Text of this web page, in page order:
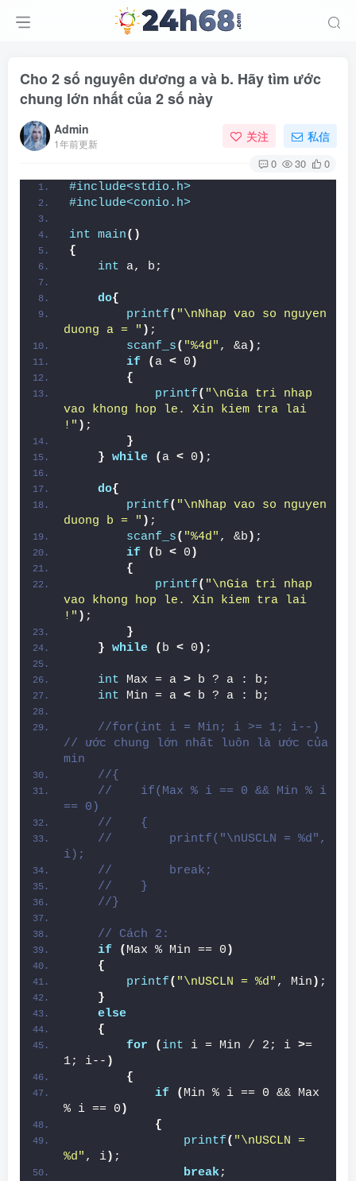
Cho 2 số nguyên dương a và b. Hãy tìm ước
chung lớn nhất của 2 số này
Admin
1年前更新 关注 私信
0 30 0
#include<stdio.h>
#include<conio.h>
int main()
{
int a, b;
do{
printf( "\nNhap vao so nguyen
duong a = " ) ;
scanf_s( "%4d" , &a) ;
if
( a < 0 )
{
printf( "\nGia tri nhap
vao khong hop le. Xin kiem tra lai
!" ) ;
}
} while ( a < 0 ) ;
do{
printf( "\nNhap vao so nguyen
duong b = " ) ;
scanf_s( "%4d" , &b ) ;
if
( b < 0 )
{
printf( "\nGia tri nhap
vao khong hop le. Xin kiem tra lai
!" ) ;
}
} while ( b < 0 ) ;
int Max = a > b ? a : b;
int Min = a < b ? a : b;
//for(int i = Min; i >= 1; i--)
// ước chung lớn nhất luôn là ước của
min
//{
//    if(Max % i == 0 && Min % i
== 0)
//    {
//        printf("\nUSCLN = %d",
i);
//        break;
//    }
//}
// Cách 2:
if
( Max % Min == 0 )
{
printf( "\nUSCLN = %d" , Min ) ;
}
else
{
for
( int i = Min / 2; i >=
1; i-- )
{
if
( Min % i == 0 && Max
% i == 0 )
{
printf( "\nUSCLN =
%d" , i) ;
break;